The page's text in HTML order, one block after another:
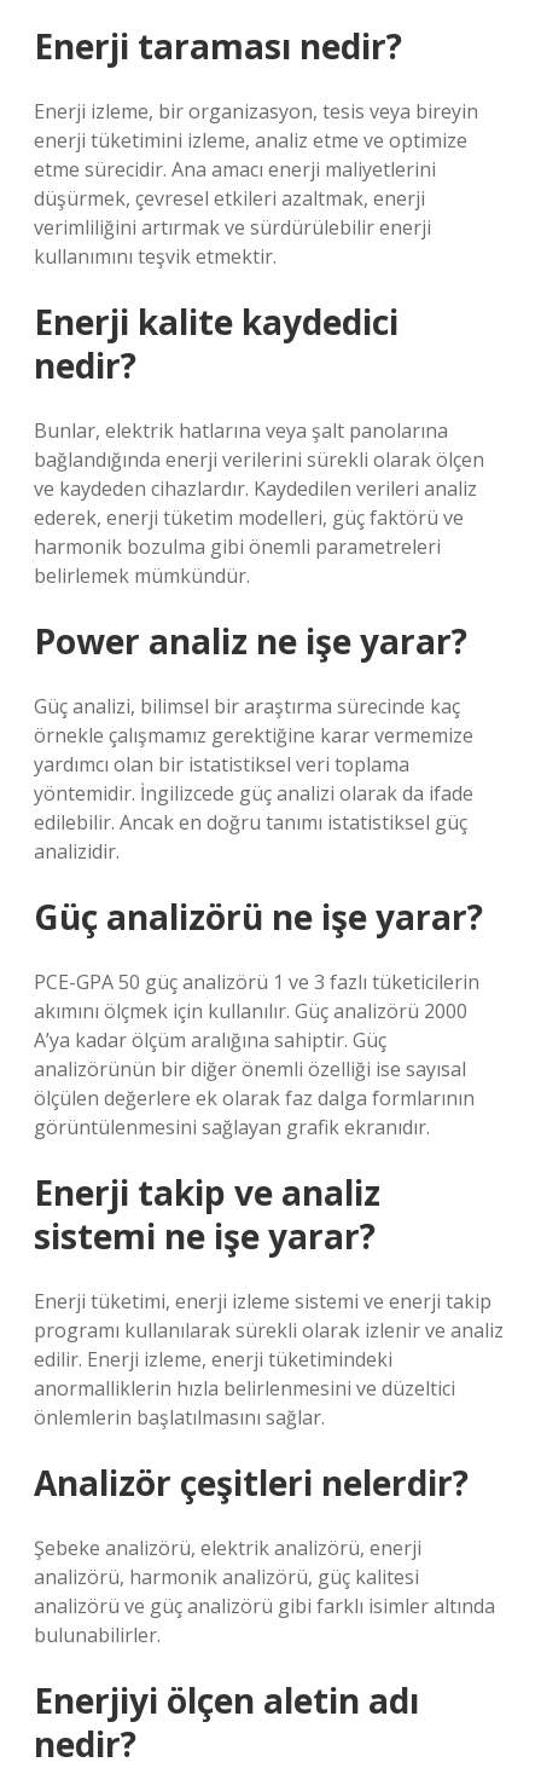
Enerji taraması nedir?
Enerji izleme, bir organizasyon, tesis veya bireyin
enerji tüketimini izleme, analiz etme ve optimize
etme sürecidir. Ana amacı enerji maliyetlerini
düşürmek, çevresel etkileri azaltmak, enerji
verimliliğini artırmak ve sürdürülebilir enerji
kullanımını teşvik etmektir.
Enerji kalite kaydedici
nedir?
Bunlar, elektrik hatlarına veya şalt panolarına
bağlandığında enerji verilerini sürekli olarak ölçen
ve kaydeden cihazlardır. Kaydedilen verileri analiz
ederek, enerji tüketim modelleri, güç faktörü ve
harmonik bozulma gibi önemli parametreleri
belirlemek mümkündür.
Power analiz ne işe yarar?
Güç analizi, bilimsel bir araştırma sürecinde kaç
örnekle çalışmamız gerektiğine karar vermemize
yardımcı olan bir istatistiksel veri toplama
yöntemidir. İngilizcede güç analizi olarak da ifade
edilebilir. Ancak en doğru tanımı istatistiksel güç
analizidir.
Güç analizörü ne işe yarar?
PCE-GPA 50 güç analizörü 1 ve 3 fazlı tüketicilerin
akımını ölçmek için kullanılır. Güç analizörü 2000
A’ya kadar ölçüm aralığına sahiptir. Güç
analizörünün bir diğer önemli özelliği ise sayısal
ölçülen değerlere ek olarak faz dalga formlarının
görüntülenmesini sağlayan grafik ekranıdır.
Enerji takip ve analiz
sistemi ne işe yarar?
Enerji tüketimi, enerji izleme sistemi ve enerji takip
programı kullanılarak sürekli olarak izlenir ve analiz
edilir. Enerji izleme, enerji tüketimindeki
anormalliklerin hızla belirlenmesini ve düzeltici
önlemlerin başlatılmasını sağlar.
Analizör çeşitleri nelerdir?
Şebeke analizörü, elektrik analizörü, enerji
analizörü, harmonik analizörü, güç kalitesi
analizörü ve güç analizörü gibi farklı isimler altında
bulunabilirler.
Enerjiyi ölçen aletin adı
nedir?